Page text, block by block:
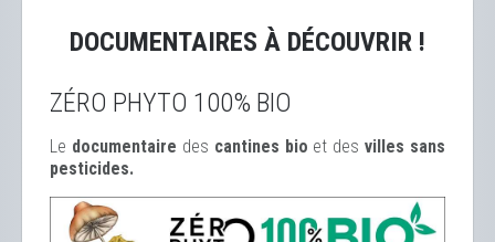
DOCUMENTAIRES À DÉCOUVRIR !
ZÉRO PHYTO 100% BIO
Le documentaire des cantines bio et desvilles sans
pesticides.